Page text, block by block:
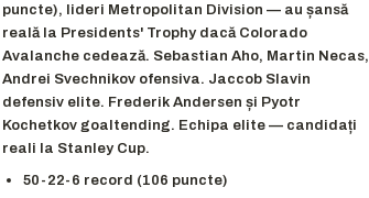
puncte), lideri Metropolitan Division — au șansă
reală la Presidents' Trophy dacă Colorado
Avalanche cedează. Sebastian Aho, Martin Necas,
Andrei Svechnikov ofensiva. Jaccob Slavin
defensiv elite. Frederik Andersen și Pyotr
Kochetkov goaltending. Echipa elite — candidați
reali la Stanley Cup.
50-22-6 record (106 puncte)